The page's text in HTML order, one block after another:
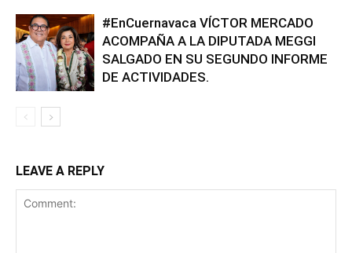
#EnCuernavaca VÍCTOR MERCADO
ACOMPAÑA A LA DIPUTADA MEGGI
SALGADO EN SU SEGUNDO INFORME
DE ACTIVIDADES.
LEAVE A REPLY